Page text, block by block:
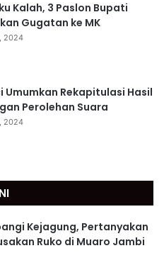
Kalah, 3 Paslon Bupati
Gugatan ke MK
2024
Umumkan Rekapitulasi Hasil
Perolehan Suara
2024
Kejagung, Pertanyakan
Ruko di Muaro Jambi